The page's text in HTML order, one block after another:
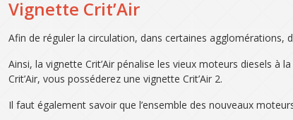
Vignette Crit’Air
Afin de réguler la circulation, dans certaines agglomérations,
Ainsi, la vignette Crit’Air pénalise les vieux moteurs diesels
Crit’Air, vous posséderez une vignette Crit’Air 2.
Il faut également savoir que l’ensemble des nouveaux